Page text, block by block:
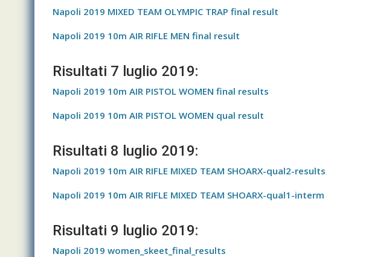
Napoli 2019 MIXED TEAM OLYMPIC TRAP final result
Napoli 2019 10m AIR RIFLE MEN final result
Risultati 7 luglio 2019:
Napoli 2019 10m AIR PISTOL WOMEN final results
Napoli 2019 10m AIR PISTOL WOMEN qual result
Risultati 8 luglio 2019:
Napoli 2019 10m AIR RIFLE MIXED TEAM SHOARX-qual2-results
Napoli 2019 10m AIR RIFLE MIXED TEAM SHOARX-qual1-interm
Risultati 9 luglio 2019:
Napoli 2019 women_skeet_final_results